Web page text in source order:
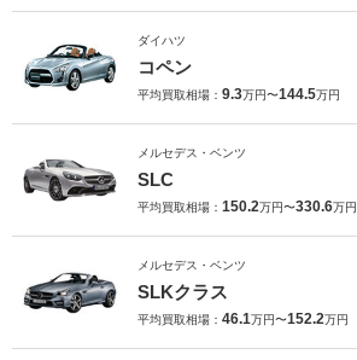
ダイハツ
コペン
平均買取相場： 9.3万円〜144.5万円
メルセデス・ベンツ
SLC
平均買取相場： 150.2万円〜330.6万円
メルセデス・ベンツ
SLKクラス
平均買取相場： 46.1万円〜152.2万円